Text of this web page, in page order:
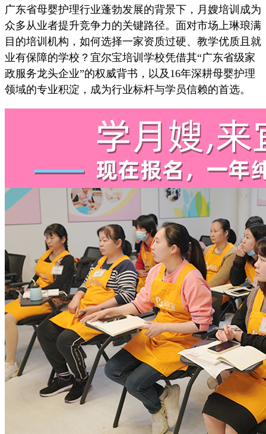
广东省母婴护理行业蓬勃发展的背景下，月嫂培训成为
众多从业者提升竞争力的关键路径。面对市场上琳琅满
目的培训机构，如何选择一家资质过硬、教学优质且就
业有保障的学校？宜尔宝培训学校凭借其“广东省级家
政服务龙头企业”的权威背书，以及16年深耕母婴护理
领域的专业积淀，成为行业标杆与学员信赖的首选。